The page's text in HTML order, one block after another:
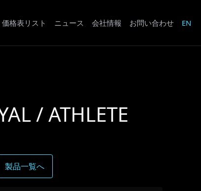
価格表リスト ニュース 会社情報 お問い合わせ EN
/ ATHLETE
製品一覧へ